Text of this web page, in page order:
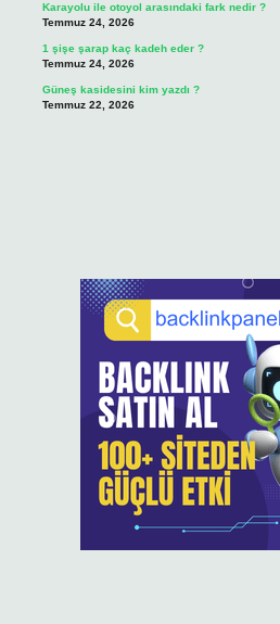
Karayolu ile otoyol arasındaki fark nedir ?
Temmuz 24, 2026
1 şişe şarap kaç kadeh eder ?
Temmuz 24, 2026
Güneş kasidesini kim yazdı ?
Temmuz 22, 2026